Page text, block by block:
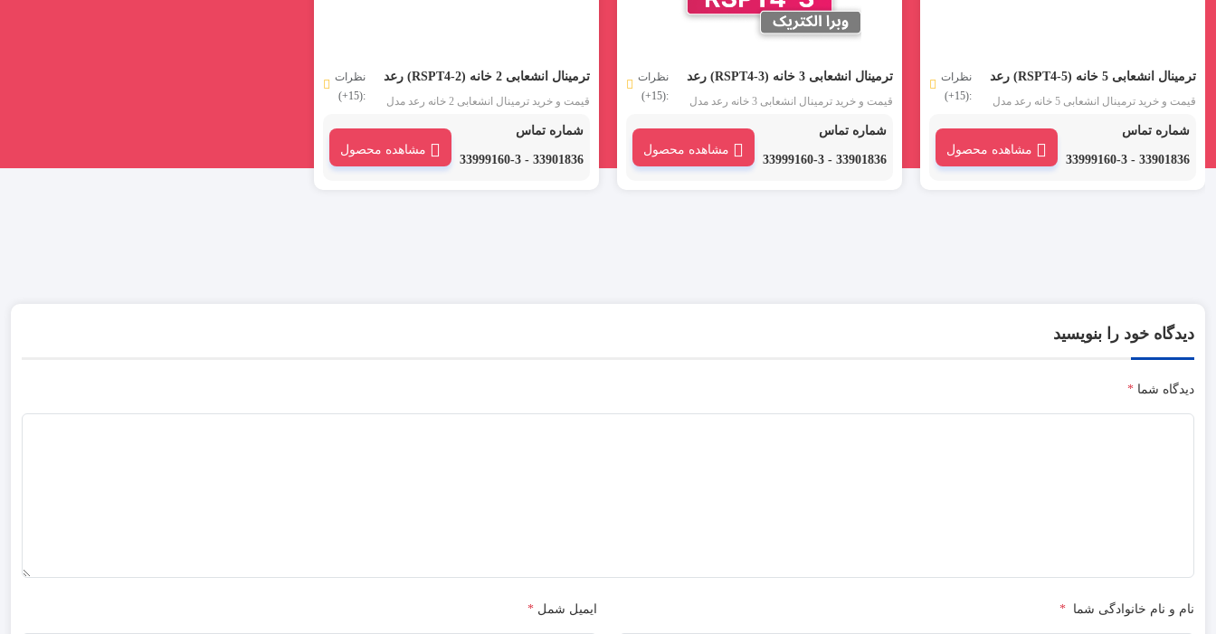
ترمینال انشعابی 5 خانه (RSPT4-5) رعد
قیمت و خرید ترمینال انشعابی 5 خانه رعد مدل
های کانکتور انشعابی ، کانکتور ضامن دار و
کانکتور فشاری نیز در بازار شناخته شده است،
برای اتصالات الکتریکی در ولتاژهای پایین به کار
نظرات
:(15+)
شماره تماس
33901836 - 33999160-3
مشاهده محصول
ترمینال انشعابی 3 خانه (RSPT4-3) رعد
قیمت و خرید ترمینال انشعابی 3 خانه رعد مدل
های کانکتور انشعابی ، کانکتور ضامن دار و
کانکتور فشاری نیز در بازار شناخته شده است،
برای اتصالات الکتریکی در ولتاژهای پایین به کار
نظرات
:(15+)
شماره تماس
33901836 - 33999160-3
مشاهده محصول
ترمینال انشعابی 2 خانه (RSPT4-2) رعد
قیمت و خرید ترمینال انشعابی 2 خانه رعد مدل
های کانکتور انشعابی ، کانکتور ضامن دار و
کانکتور فشاری نیز در بازار شناخته شده است،
برای اتصالات الکتریکی در ولتاژهای پایین به کار
نظرات
:(15+)
شماره تماس
33901836 - 33999160-3
مشاهده محصول
دیدگاه خود را بنویسید
دیدگاه شما *
نام و نام خانوادگی شما * ایمیل شمل *